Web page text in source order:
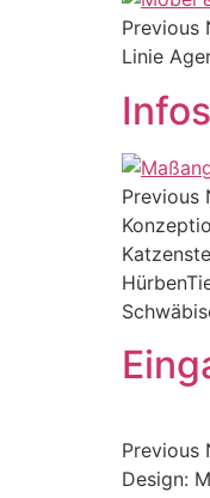
Previous
Linie
Previous
Previous
Design: